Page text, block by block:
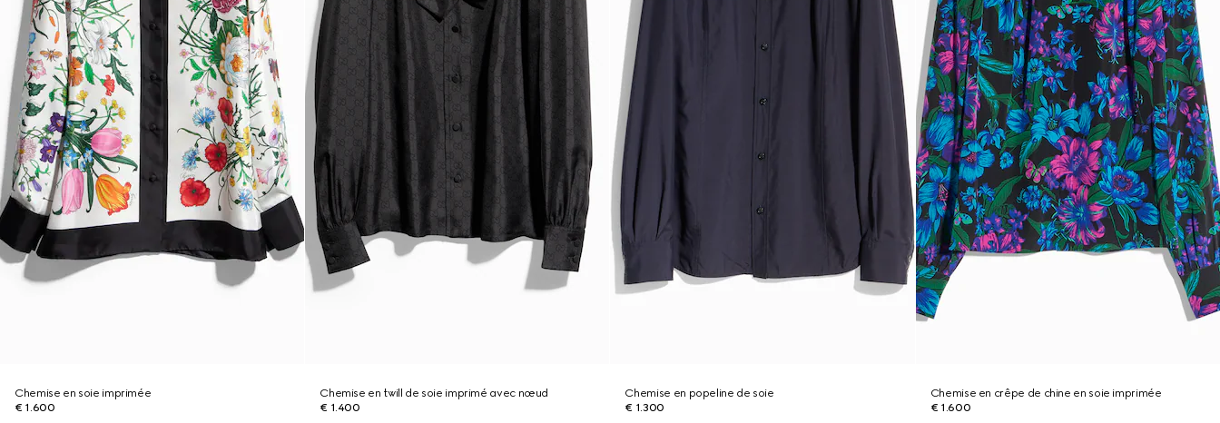
Chemise en soie imprimée
€ 1.600
Chemise en twill de soie imprimé avec nœud
€ 1.400
Chemise en popeline de soie
€ 1.300
Chemise en crêpe de chine en soie imprimée
€ 1.600